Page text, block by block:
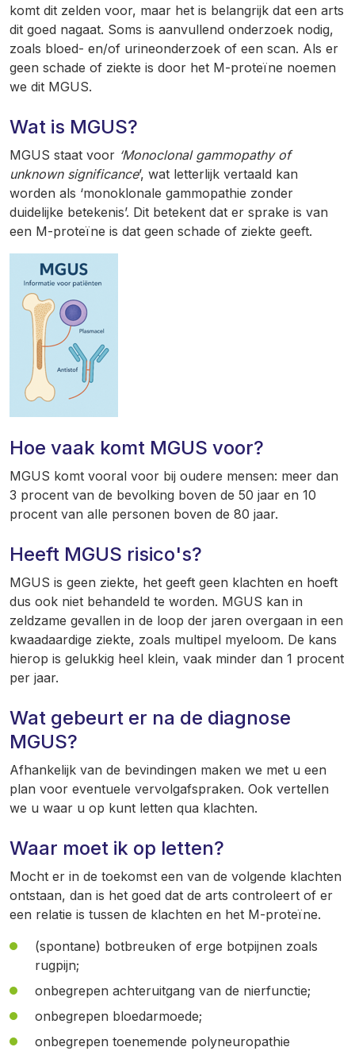
komt dit zelden voor, maar het is belangrijk dat een arts
dit goed nagaat. Soms is aanvullend onderzoek nodig,
zoals bloed- en/of urineonderzoek of een scan. Als er
geen schade of ziekte is door het M-proteïne noemen
we dit MGUS.
Wat is MGUS?
MGUS staat voor ‘Monoclonal gammopathy of
unknown significance’, wat letterlijk vertaald kan
worden als ‘monoklonale gammopathie zonder
duidelijke betekenis’. Dit betekent dat er sprake is van
een M-proteïne is dat geen schade of ziekte geeft.
Hoe vaak komt MGUS voor?
MGUS komt vooral voor bij oudere mensen: meer dan
3 procent van de bevolking boven de 50 jaar en 10
procent van alle personen boven de 80 jaar.
Heeft MGUS risico's?
MGUS is geen ziekte, het geeft geen klachten en hoeft
dus ook niet behandeld te worden. MGUS kan in
zeldzame gevallen in de loop der jaren overgaan in een
kwaadaardige ziekte, zoals multipel myeloom. De kans
hierop is gelukkig heel klein, vaak minder dan 1 procent
per jaar.
Wat gebeurt er na de diagnose
MGUS?
Afhankelijk van de bevindingen maken we met u een
plan voor eventuele vervolgafspraken. Ook vertellen
we u waar u op kunt letten qua klachten.
Waar moet ik op letten?
Mocht er in de toekomst een van de volgende klachten
ontstaan, dan is het goed dat de arts controleert of er
een relatie is tussen de klachten en het M-proteïne.
(spontane) botbreuken of erge botpijnen zoals
rugpijn;
onbegrepen achteruitgang van de nierfunctie;
onbegrepen bloedarmoede;
onbegrepen toenemende polyneuropathie